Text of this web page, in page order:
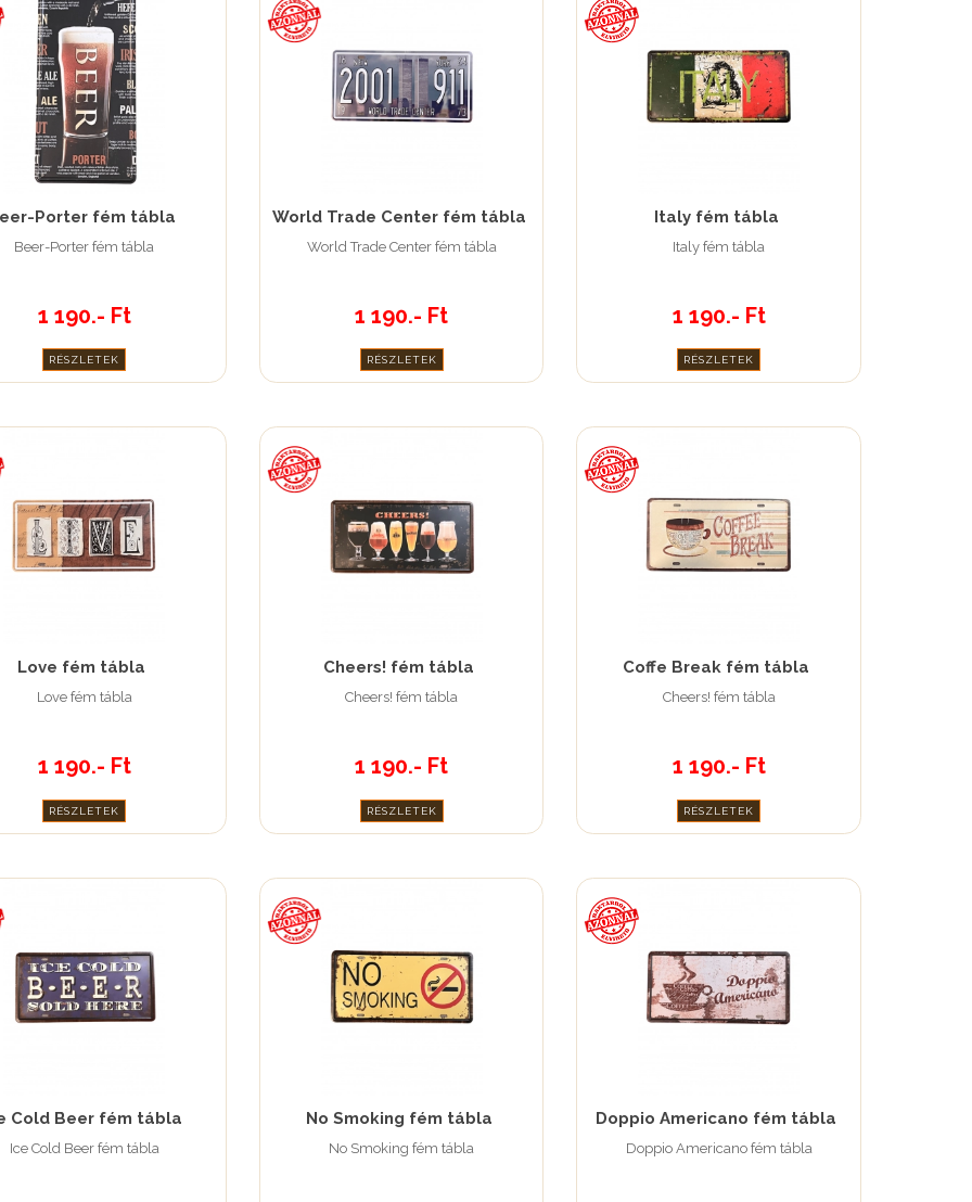
Porter fém tábla
Beer-Porter fém tábla
1 190.- Ft
RÉSZLETEK
World Trade Center fém tábla
World Trade Center fém tábla
1 190.- Ft
RÉSZLETEK
Italy fém tábla
Italy fém tábla
1 190.- Ft
RÉSZLETEK
Love fém tábla
Love fém tábla
1 190.- Ft
RÉSZLETEK
Cheers! fém tábla
Cheers! fém tábla
1 190.- Ft
RÉSZLETEK
Coffe Break fém tábla
Cheers! fém tábla
1 190.- Ft
RÉSZLETEK
Cold Beer fém tábla
Ice Cold Beer fém tábla
No Smoking fém tábla
No Smoking fém tábla
Doppio Americano fém tábla
Doppio Americano fém tábla